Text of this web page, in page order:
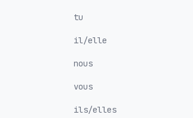
tu
il/elle
nous
vous
ils/elles